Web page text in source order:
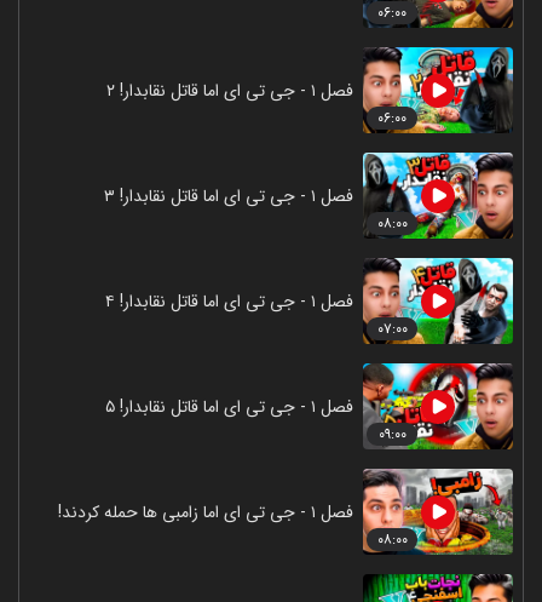
۰۶:۰۰
۰۶:۰۰
فصل ۱ - جی تی ای اما قاتل نقابدار! ۲
۰۸:۰۰
فصل ۱ - جی تی ای اما قاتل نقابدار! ۳
۰۷:۰۰
فصل ۱ - جی تی ای اما قاتل نقابدار! ۴
۰۹:۰۰
فصل ۱ - جی تی ای اما قاتل نقابدار! ۵
۰۸:۰۰
فصل ۱ - جی تی ای اما زامبی ها حمله کردند!